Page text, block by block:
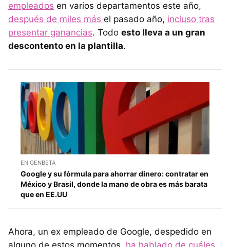
empleados en varios departamentos este año,
después de miles más el pasado año, incluso tras
presentar ganancias. Todo esto lleva a un gran
descontento en la plantilla.
EN GENBETA
Google y su fórmula para ahorrar dinero: contratar en
México y Brasil, donde la mano de obra es más barata
que en EE.UU
Ahora, un ex empleado de Google, despedido en
alguno de estos momentos, ha hablado de cuáles